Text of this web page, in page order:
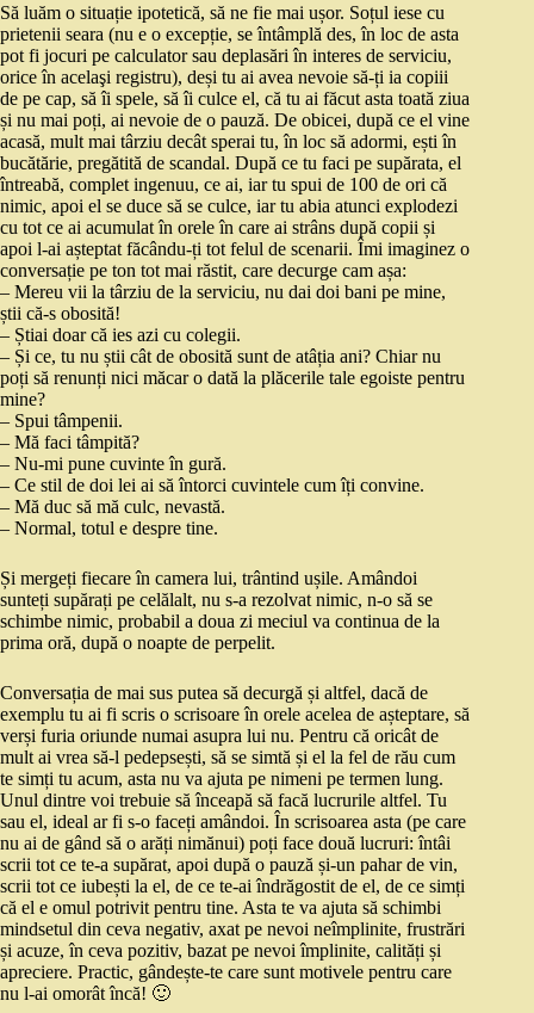
Să luăm o situație ipotetică, să ne fie mai ușor. Soțul iese cu
prietenii seara (nu e o excepție, se întâmplă des, în loc de asta
pot fi jocuri pe calculator sau deplasări în interes de serviciu,
orice în acelaşi registru), deși tu ai avea nevoie să-ți ia copiii
de pe cap, să îi spele, să îi culce el, că tu ai făcut asta toată ziua
și nu mai poți, ai nevoie de o pauză. De obicei, după ce el vine
acasă, mult mai târziu decât sperai tu, în loc să adormi, ești în
bucătărie, pregătită de scandal. După ce tu faci pe supărata, el
întreabă, complet ingenuu, ce ai, iar tu spui de 100 de ori că
nimic, apoi el se duce să se culce, iar tu abia atunci explodezi
cu tot ce ai acumulat în orele în care ai strâns după copii și
apoi l-ai așteptat făcându-ți tot felul de scenarii. Îmi imaginez o
conversație pe ton tot mai răstit, care decurge cam așa:
– Mereu vii la târziu de la serviciu, nu dai doi bani pe mine,
știi că-s obosită!
– Știai doar că ies azi cu colegii.
– Și ce, tu nu știi cât de obosită sunt de atâția ani? Chiar nu
poți să renunți nici măcar o dată la plăcerile tale egoiste pentru
mine?
– Spui tâmpenii.
– Mă faci tâmpită?
– Nu-mi pune cuvinte în gură.
– Ce stil de doi lei ai să întorci cuvintele cum îți convine.
– Mă duc să mă culc, nevastă.
– Normal, totul e despre tine.
Și mergeți fiecare în camera lui, trântind ușile. Amândoi
sunteți supărați pe celălalt, nu s-a rezolvat nimic, n-o să se
schimbe nimic, probabil a doua zi meciul va continua de la
prima oră, după o noapte de perpelit.
Conversația de mai sus putea să decurgă și altfel, dacă de
exemplu tu ai fi scris o scrisoare în orele acelea de așteptare, să
verși furia oriunde numai asupra lui nu. Pentru că oricât de
mult ai vrea să-l pedepsești, să se simtă și el la fel de rău cum
te simți tu acum, asta nu va ajuta pe nimeni pe termen lung.
Unul dintre voi trebuie să înceapă să facă lucrurile altfel. Tu
sau el, ideal ar fi s-o faceți amândoi. În scrisoarea asta (pe care
nu ai de gând să o arăți nimănui) poți face două lucruri: întâi
scrii tot ce te-a supărat, apoi după o pauză și-un pahar de vin,
scrii tot ce iubești la el, de ce te-ai îndrăgostit de el, de ce simți
că el e omul potrivit pentru tine. Asta te va ajuta să schimbi
mindsetul din ceva negativ, axat pe nevoi neîmplinite, frustrări
și acuze, în ceva pozitiv, bazat pe nevoi împlinite, calități și
apreciere. Practic, gândește-te care sunt motivele pentru care
nu l-ai omorât încă! 🙂